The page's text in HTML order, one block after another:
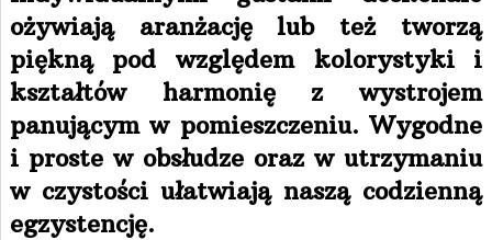
ożywiają aranżację lub też tworzą
piękną pod względem kolorystyki i
kształtów harmonię z wystrojem
panującym w pomieszczeniu. Wygodne
i proste w obsłudze oraz w utrzymaniu
w czystości ułatwiają naszą codzienną
egzystencję.